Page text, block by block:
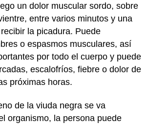
un dolor muscular sordo, sobre
entre varios minutos y una
la picadura. Puede
o espasmos musculares, así
por todo el cuerpo y puede
escalofríos, fiebre o dolor de
próximas horas.
de la viuda negra se va
organismo, la persona puede